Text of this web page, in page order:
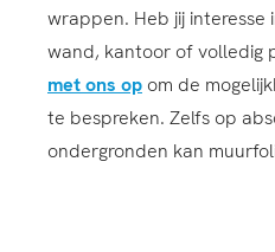
wrappen. Heb jij interesse
wand, kantoor of volledig
met ons op om de
te bespreken. Zelfs op
ondergronden kan